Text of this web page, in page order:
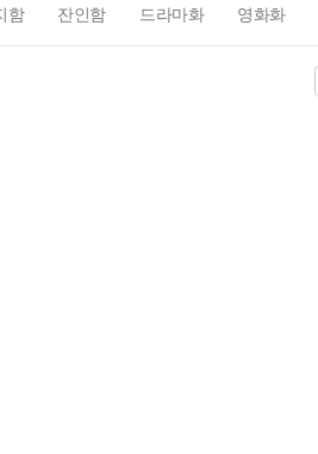
함 잔인함 드라마화 영화화